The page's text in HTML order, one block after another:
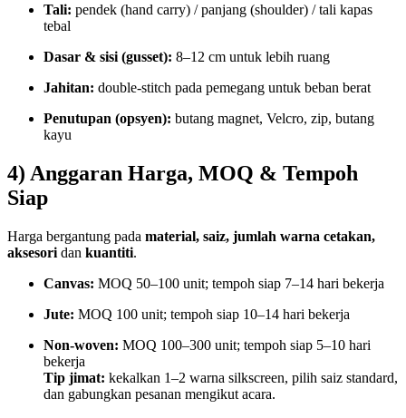
Tali: pendek (hand carry) / panjang (shoulder) / tali kapas
tebal
Dasar & sisi (gusset): 8–12 cm untuk lebih ruang
Jahitan: double-stitch pada pemegang untuk beban berat
Penutupan (opsyen): butang magnet, Velcro, zip, butang
kayu
4) Anggaran Harga, MOQ & Tempoh
Siap
Harga bergantung pada material, saiz, jumlah warna cetakan,
aksesori dan kuantiti.
Canvas: MOQ 50–100 unit; tempoh siap 7–14 hari bekerja
Jute: MOQ 100 unit; tempoh siap 10–14 hari bekerja
Non-woven: MOQ 100–300 unit; tempoh siap 5–10 hari
bekerja
Tip jimat: kekalkan 1–2 warna silkscreen, pilih saiz standard,
dan gabungkan pesanan mengikut acara.